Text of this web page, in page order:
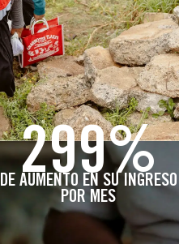
300%
DE AUMENTO EN SU INGRESO
POR MES